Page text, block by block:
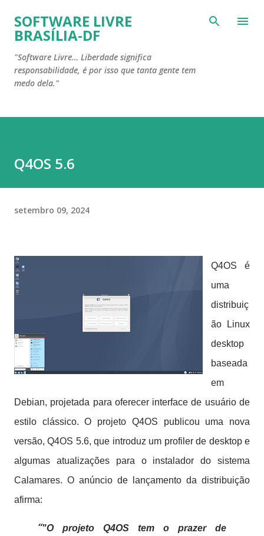
Pular para o conteúdo principal
SOFTWARE LIVRE
BRASÍLIA-DF
"Software Livre… Liberdade significa
responsabilidade, é por isso que tanta gente tem
medo dela."
Q4OS 5.6
setembro 09, 2024
Q4OS é
uma
distribuiç
ão Linux
desktop
baseada
em
Debian, projetada para oferecer interface de usuário de
estilo clássico. O projeto Q4OS publicou uma nova
versão, Q4OS 5.6, que introduz um profiler de desktop e
algumas atualizações para o instalador do sistema
Calamares. O anúncio de lançamento da distribuição
afirma:
"O projeto Q4OS tem o prazer de